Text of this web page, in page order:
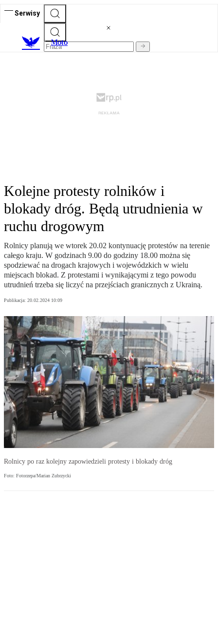
Serwisy
Moto
Kolejne protesty rolników i
blokady dróg. Będą utrudnienia w
ruchu drogowym
Rolnicy planują we wtorek 20.02 kontynuację protestów na terenie
całego kraju. W godzinach 9.00 do godziny 18.00 można się
spodziewać na drogach krajowych i wojewódzkich w wielu
miejscach blokad. Z protestami i wynikającymi z tego powodu
utrudnień trzeba się liczyć na przejściach granicznych z Ukrainą.
Publikacja: 20.02.2024 10:09
Rolnicy po raz kolejny zapowiedzieli protesty i blokady dróg
Foto: Fotorzepa/Marian Zubrzycki